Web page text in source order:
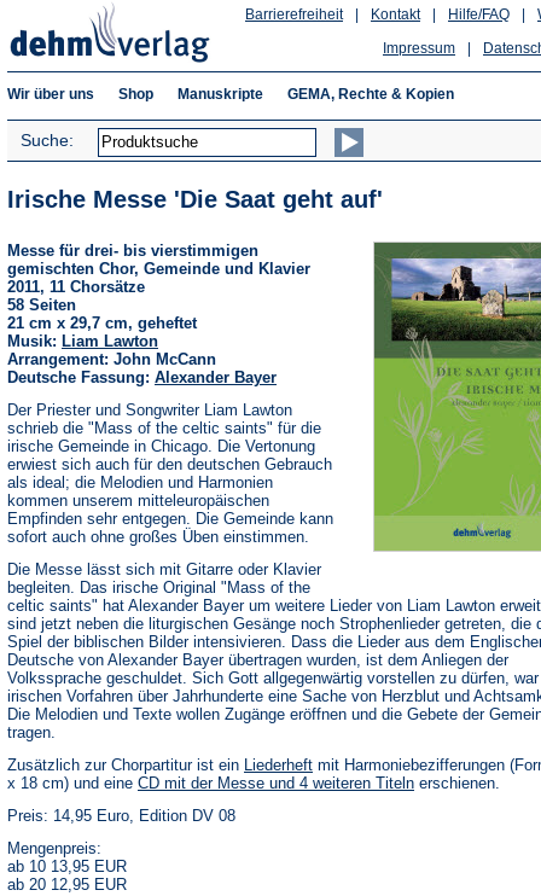
Hilfe/FAQ
Kontakt
Barrierefreiheit
Impressum
Wir über uns Shop Manuskripte GEMA, Rechte & Kopien
Suche:
Irische Messe 'Die Saat geht auf'
Messe für drei- bis vierstimmigen
gemischten Chor, Gemeinde und Klavier
2011, 11 Chorsätze
58 Seiten
21 cm x 29,7 cm, geheftet
Musik: Liam Lawton
Arrangement: John McCann
Deutsche Fassung: Alexander Bayer
Der Priester und Songwriter Liam Lawton
schrieb die "Mass of the celtic saints" für die
irische Gemeinde in Chicago. Die Vertonung
erwiest sich auch für den deutschen Gebrauch
als ideal; die Melodien und Harmonien
kommen unserem mitteleuropäischen
Empfinden sehr entgegen. Die Gemeinde kann
sofort auch ohne großes Üben einstimmen.
Die Messe lässt sich mit Gitarre oder Klavier
begleiten. Das irische Original "Mass of the
celtic saints" hat Alexander Bayer um weitere Lieder von Liam Lawton
sind jetzt neben die liturgischen Gesänge noch Strophenlieder getreten, die
Spiel der biblischen Bilder intensivieren. Dass die Lieder aus dem
Deutsche von Alexander Bayer übertragen wurden, ist dem Anliegen der
Volkssprache geschuldet. Sich Gott allgegenwärtig vorstellen zu dürfen,
irischen Vorfahren über Jahrhunderte eine Sache von Herzblut und
Die Melodien und Texte wollen Zugänge eröffnen und die Gebete der
tragen.
Zusätzlich zur Chorpartitur ist ein Liederheft mit Harmoniebezifferungen
x 18 cm) und eine CD mit der Messe und 4 weiteren Titeln erschienen.
Preis: 14,95 Euro, Edition DV 08
Mengenpreis:
ab 10 13,95 EUR
ab 20 12,95 EUR